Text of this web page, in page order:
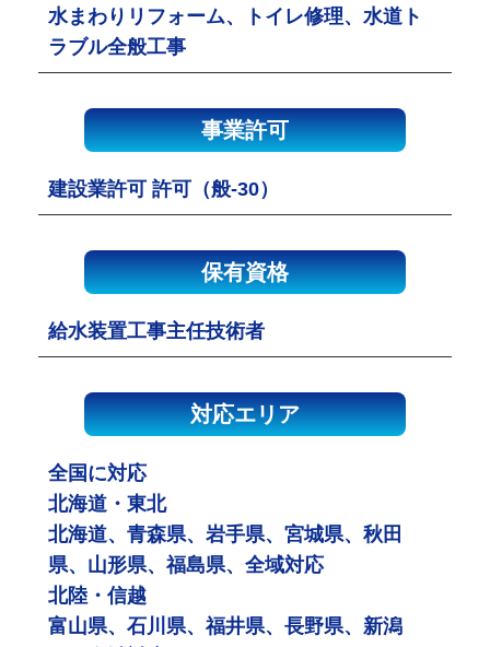
水まわりリフォーム、トイレ修理、水道ト
ラブル全般工事
事業許可
建設業許可 許可（般-30）
保有資格
給水装置工事主任技術者
対応エリア
全国に対応
北海道・東北
北海道、青森県、岩手県、宮城県、秋田
県、山形県、福島県、全域対応
北陸・信越
富山県、石川県、福井県、長野県、新潟